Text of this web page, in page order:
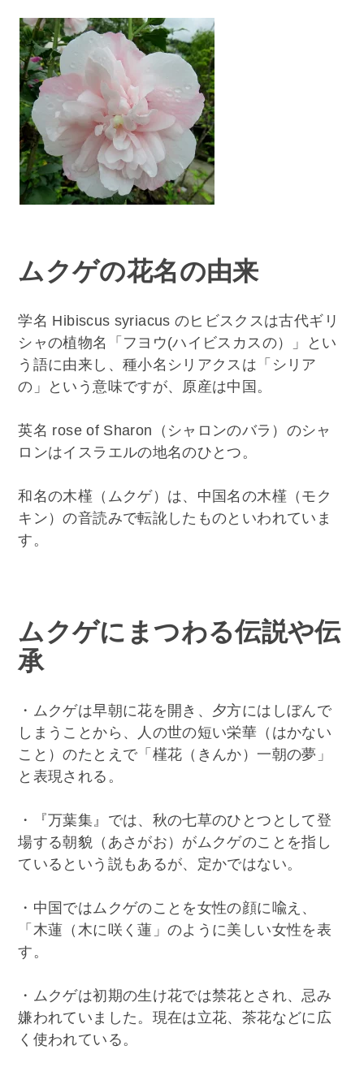
ムクゲの花名の由来
学名 Hibiscus syriacus のヒビスクスは古代ギリ
シャの植物名「フヨウ(ハイビスカスの）」とい
う語に由来し、種小名シリアクスは「シリア
の」という意味ですが、原産は中国。
英名 rose of Sharon（シャロンのバラ）のシャ
ロンはイスラエルの地名のひとつ。
和名の木槿（ムクゲ）は、中国名の木槿（モク
キン）の音読みで転訛したものといわれていま
す。
ムクゲにまつわる伝説や伝
承
・ムクゲは早朝に花を開き、夕方にはしぼんで
しまうことから、人の世の短い栄華（はかない
こと）のたとえで「槿花（きんか）一朝の夢」
と表現される。
・『万葉集』では、秋の七草のひとつとして登
場する朝貌（あさがお）がムクゲのことを指し
ているという説もあるが、定かではない。
・中国ではムクゲのことを女性の顔に喩え、
「木蓮（木に咲く蓮」のように美しい女性を表
す。
・ムクゲは初期の生け花では禁花とされ、忌み
嫌われていました。現在は立花、茶花などに広
く使われている。